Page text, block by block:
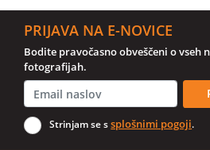
PRIJAVA NA E-NOVICE
Bodite pravočasno obveščeni o vseh
fotografijah.
Strinjam se ssplošnimi pogoji.